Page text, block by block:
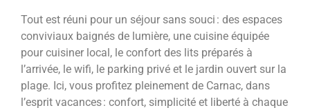
Tout est réuni pour un séjour sans souci : des espaces
conviviaux baignés de lumière, une cuisine équipée
pour cuisiner local, le confort des lits préparés à
l’arrivée, le wifi, le parking privé et le jardin ouvert sur la
plage. Ici, vous profitez pleinement de Carnac, dans
l’esprit vacances : confort, simplicité et liberté à chaque